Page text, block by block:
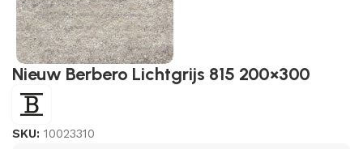
Nieuw Berbero Lichtgrijs 815 200×300
SKU: 10023310